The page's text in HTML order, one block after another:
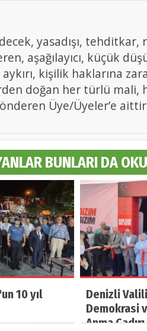
yasadışı, tehditkar,
aşağılayıcı, küçük
kişilik haklarına
doğan her türlü mali,
Üye/Üyeler’e
BUNLARI DA
10 yıl
Denizli
Demokrasi
Anma